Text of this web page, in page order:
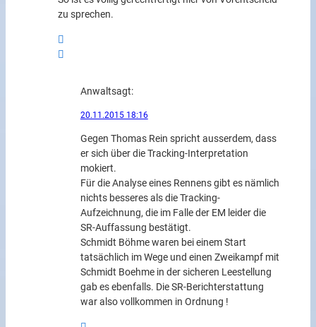
zu sprechen.
Anwaltsagt:
20.11.2015 18:16
Gegen Thomas Rein spricht ausserdem, dass
er sich über die Tracking-Interpretation
mokiert.
Für die Analyse eines Rennens gibt es nämlich
nichts besseres als die Tracking-
Aufzeichnung, die im Falle der EM leider die
SR-Auffassung bestätigt.
Schmidt Böhme waren bei einem Start
tatsächlich im Wege und einen Zweikampf mit
Schmidt Boehme in der sicheren Leestellung
gab es ebenfalls. Die SR-Berichterstattung
war also vollkommen in Ordnung !